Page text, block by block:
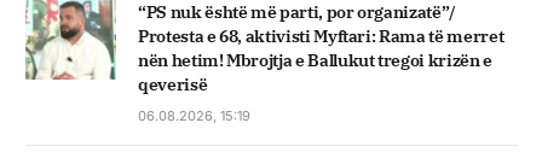
“PS nuk është më parti, por organizatë”/
Protesta e 68, aktivisti Myftari: Rama të merret
nën hetim! Mbrojtja e Ballukut tregoi krizën e
qeverisë
06.08.2026, 15:19